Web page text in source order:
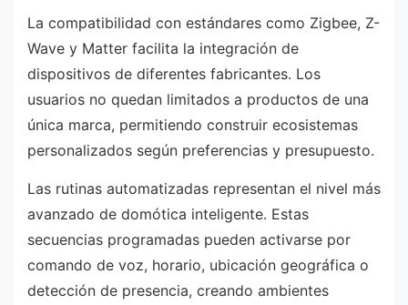
La compatibilidad con estándares como Zigbee, Z-
Wave y Matter facilita la integración de
dispositivos de diferentes fabricantes. Los
usuarios no quedan limitados a productos de una
única marca, permitiendo construir ecosistemas
personalizados según preferencias y presupuesto.
Las rutinas automatizadas representan el nivel más
avanzado de domótica inteligente. Estas
secuencias programadas pueden activarse por
comando de voz, horario, ubicación geográfica o
detección de presencia, creando ambientes